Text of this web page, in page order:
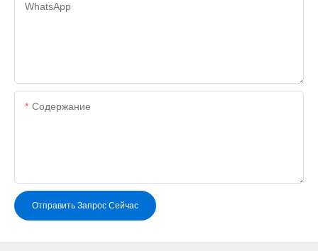
WhatsApp
Содержание
Отправить Запрос Сейчас